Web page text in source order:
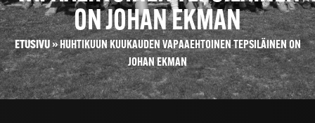
ON JOHAN EKMAN
ETUSIVU»HUHTIKUUN KUUKAUDEN VAPAAEHTOINEN TEPSILÄINEN ON
JOHAN EKMAN